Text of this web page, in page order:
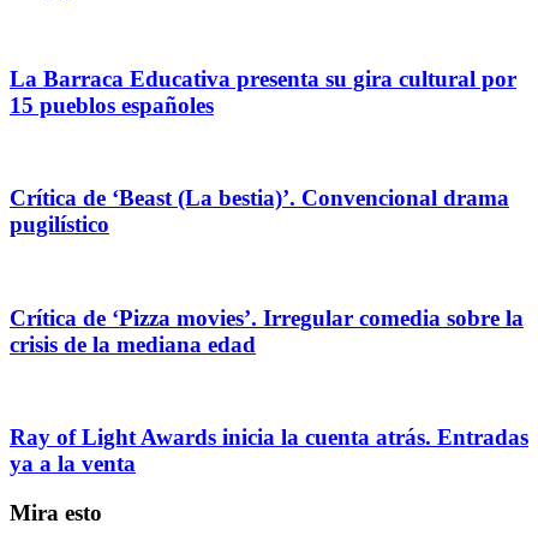
La Barraca Educativa presenta su gira cultural por
15 pueblos españoles
Crítica de ‘Beast (La bestia)’. Convencional drama
pugilístico
Crítica de ‘Pizza movies’. Irregular comedia sobre la
crisis de la mediana edad
Ray of Light Awards inicia la cuenta atrás. Entradas
ya a la venta
Mira esto